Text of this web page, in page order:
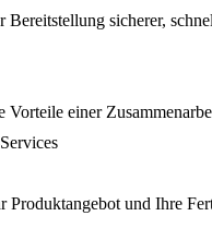
Bereitstellung sicherer,
Vorteile einer
Produktangebot und Ihre